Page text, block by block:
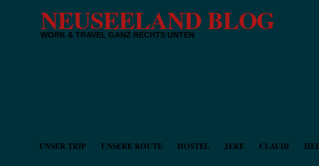
NEUSEELAND BLOG
WORK & TRAVEL GANZ RECHTS UNTEN
UNSER TRIP UNSERE ROUTE HOSTEL JERE CLAUDI